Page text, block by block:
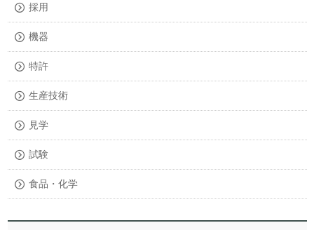
採用
機器
特許
生産技術
見学
試験
食品・化学